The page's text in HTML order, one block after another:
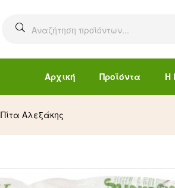
Αρχική Προϊόντα Η
Πίτα Αλεξάκης